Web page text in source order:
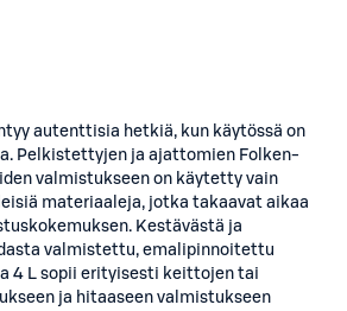
autenttisia hetkiä, kun käytössä on
Pelkistettyjen ja ajattomien Folken-
valmistukseen on käytetty vain
materiaaleja, jotka takaavat aikaa
Kestävästä ja
valmistettu, emalipinnoitettu
4 L sopii erityisesti keittojen tai
ja hitaaseen valmistukseen